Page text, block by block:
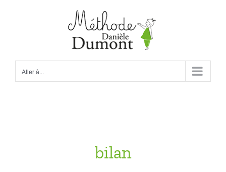
Aller à...
bilan